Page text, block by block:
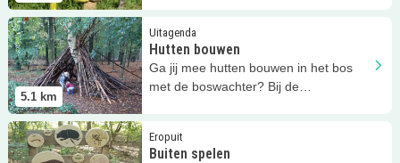
5.1 km
Uitagenda
Hutten bouwen
Ga jij mee hutten bouwen in het bos
met de boswachter? Bij de
Lees meer Hutten bouwen
Eropuit
Buiten spelen
Lees meer Buiten spelen